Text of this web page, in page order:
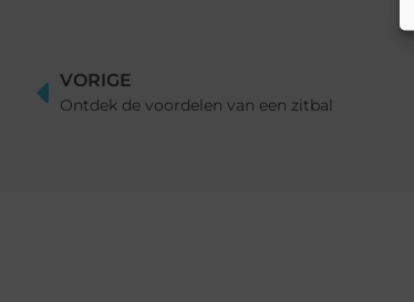
VORIGE
Ontdek de voordelen van een zitbal